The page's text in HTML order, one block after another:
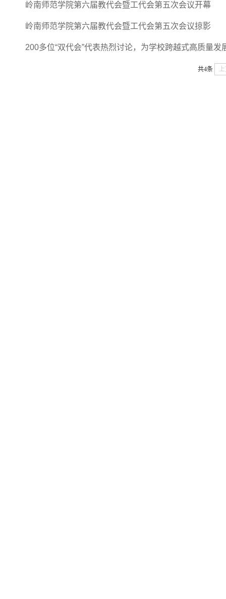
岭南师范学院第六届教代会暨工代会第五次会议开幕
岭南师范学院第六届教代会暨工代会第五次会议掠影
200多位“双代会”代表热烈讨论，为学校跨越式高质量发
共4条